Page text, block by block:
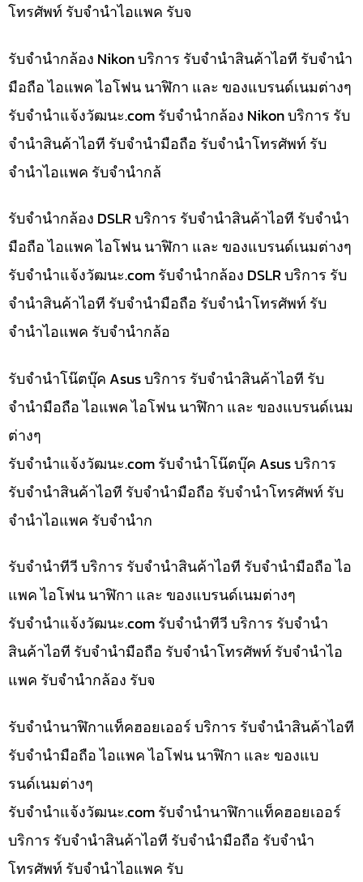
โทรศัพท์ รับจำนำไอแพค รับจ
รับจำนำกล้อง Nikon บริการ รับจำนำสินค้าไอที รับจำนำ
มือถือ ไอแพค ไอโฟน นาฬิกา และ ของแบรนด์เนมต่างๆ
รับจํานําแจ้งวัฒนะ.com รับจำนำกล้อง Nikon บริการ รับ
จำนำสินค้าไอที รับจำนำมือถือ รับจำนำโทรศัพท์ รับ
จำนำไอแพค รับจำนำกล้
รับจำนำกล้อง DSLR บริการ รับจำนำสินค้าไอที รับจำนำ
มือถือ ไอแพค ไอโฟน นาฬิกา และ ของแบรนด์เนมต่างๆ
รับจํานําแจ้งวัฒนะ.com รับจำนำกล้อง DSLR บริการ รับ
จำนำสินค้าไอที รับจำนำมือถือ รับจำนำโทรศัพท์ รับ
จำนำไอแพค รับจำนำกล้อ
รับจำนำโน๊ตบุ๊ค Asus บริการ รับจำนำสินค้าไอที รับ
จำนำมือถือ ไอแพค ไอโฟน นาฬิกา และ ของแบรนด์เนม
ต่างๆ
รับจํานําแจ้งวัฒนะ.com รับจำนำโน๊ตบุ๊ค Asus บริการ
รับจำนำสินค้าไอที รับจำนำมือถือ รับจำนำโทรศัพท์ รับ
จำนำไอแพค รับจำนำก
รับจำนำทีวี บริการ รับจำนำสินค้าไอที รับจำนำมือถือ ไอ
แพค ไอโฟน นาฬิกา และ ของแบรนด์เนมต่างๆ
รับจํานําแจ้งวัฒนะ.com รับจำนำทีวี บริการ รับจำนำ
สินค้าไอที รับจำนำมือถือ รับจำนำโทรศัพท์ รับจำนำไอ
แพค รับจำนำกล้อง รับจ
รับจำนำนาฬิกาแท็คฮอยเออร์ บริการ รับจำนำสินค้าไอที
รับจำนำมือถือ ไอแพค ไอโฟน นาฬิกา และ ของแบ
รนด์เนมต่างๆ
รับจํานําแจ้งวัฒนะ.com รับจำนำนาฬิกาแท็คฮอยเออร์
บริการ รับจำนำสินค้าไอที รับจำนำมือถือ รับจำนำ
โทรศัพท์ รับจำนำไอแพค รับ